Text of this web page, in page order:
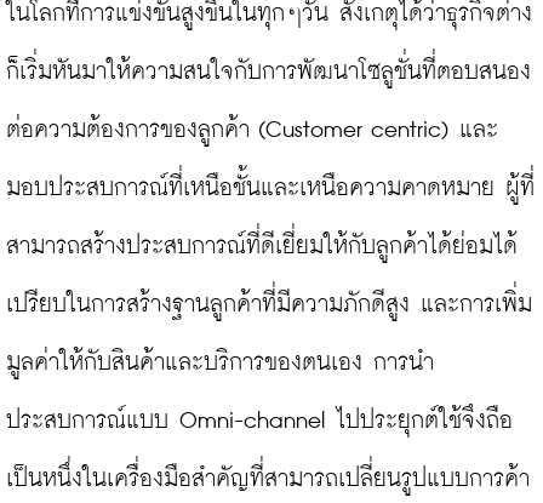
ในโลกที่การแข่งขันสูงขึ้นในทุกๆวัน สังเกตุได้ว่าธุรกิจต่าง
ก็เริ่มหันมาให้ความสนใจกับการพัฒนาโซลูชั่นที่ตอบสนอง
ต่อความต้องการของลูกค้า (Customer centric) และ
มอบประสบการณ์ที่เหนือชั้นและเหนือความคาดหมาย ผู้ที่
สามารถสร้างประสบการณ์ที่ดีเยี่ยมให้กับลูกค้าได้ย่อมได้
เปรียบในการสร้างฐานลูกค้าที่มีความภักดีสูง และการเพิ่ม
มูลค่าให้กับสินค้าและบริการของตนเอง การนำ
ประสบการณ์แบบ Omni-channel ไปประยุกต์ใช้จึงถือ
เป็นหนึ่งในเครื่องมือสำคัญที่สามารถเปลี่ยนรูปแบบการค้า